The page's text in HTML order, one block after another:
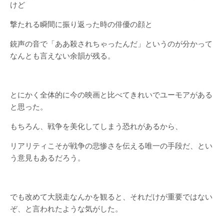
けど
撃たれる瞬間に振り返った時の俳優の顔と
銃声の音で「ああ殺されちゃったんだ」というのが分かって
なんとも言えない余韻が残る。
とにかく全体的に今の映画と比べてきれいでユーモアがある
と思った。
もちろん、戦争を美化してしまう恐れがあるから、
リアリティこそが戦争の悲惨さを伝える唯一の手段だ、とい
う意見もあるだろう。
でも改めて大脱走なんかを観ると、それだけが重要ではない
ぞ、と言われたような気がした。